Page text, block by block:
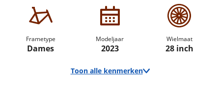
Frametype
Dames
Modeljaar
2023
Wielmaat
28 inch
Toon alle kenmerken